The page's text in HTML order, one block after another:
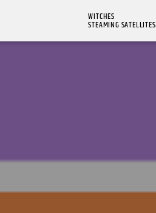
WITCHES
STEAMING SATELLITES